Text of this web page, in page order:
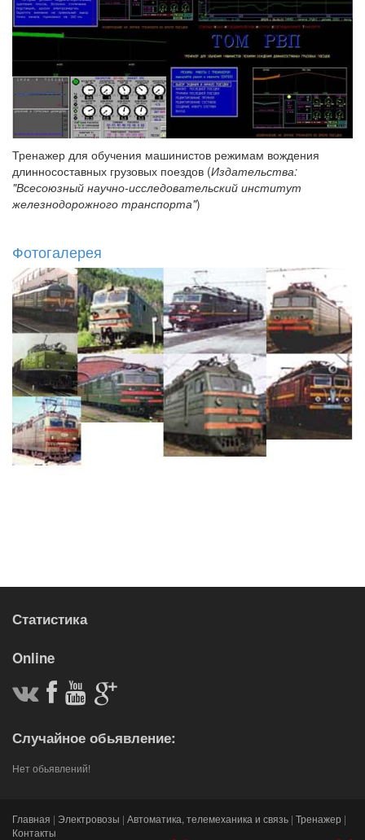
Тренажер для обучения машинистов режимам вождения
длинносоставных грузовых поездов (Издательства:
"Всесоюзный научно-исследовательский институт
железнодорожного транспорта")
Фотогалерея
Статистика
Online
Случайное обьявление:
Нет обьявлений!
Главная | Электровозы | Автоматика, телемеханика и связь | Тренажер |
Контакты